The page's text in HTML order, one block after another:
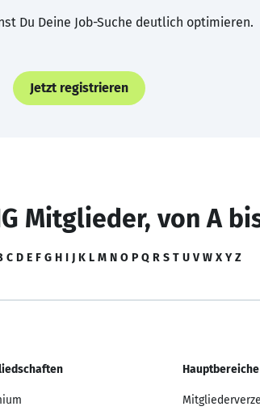
Du Deine Job-Suche deutlich optimieren.
Jetzt registrieren
Mitglieder, von A
C D E F G H I J K L M N O P Q R S T U V W X Y Z
Hauptbereiche